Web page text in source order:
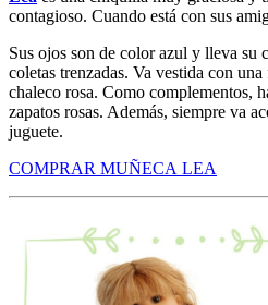
contagioso. Cuando está con sus
Sus ojos son de color azul y lleva su
coletas trenzadas. Va vestida con
chaleco rosa. Como complementos,
zapatos rosas. Además, siempre va
juguete.
COMPRAR MUÑECA LEA